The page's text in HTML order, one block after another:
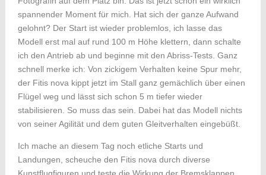
spannender Moment für mich. Hat sich der ganze Aufwand
gelohnt? Der Start ist wieder problemlos, ich lasse das
Modell erst mal auf rund 100 m Höhe klettern, dann schalte
ich den Antrieb ab und beginne mit den Abriss-Tests. Ganz
schnell merke ich: Von zickigem Verhalten keine Spur mehr,
der Fitis nova kippt jetzt im Stall ganz gemächlich über einen
Flügel weg und lässt sich schon 5 m tiefer wieder
stabilisieren. So muss das sein. Dabei hat das Modell nichts
von seiner Agilität und dem guten Gleitverhalten eingebüßt.
Ich mache an diesem Tag noch etliche Starts und
Landungen, scheuche den Fitis nova durch diverse
Kunstflugfiguren und teste die Wirkung der Bremsklappen,